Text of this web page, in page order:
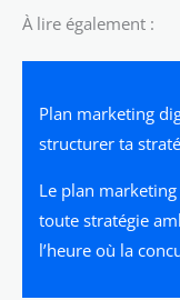
À lire également :
Plan marketing
structurer ta
Le plan
toute stratégie
l’heure où la